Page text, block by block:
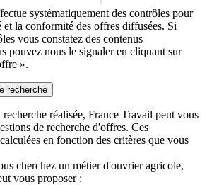
systématiquement des contrôles pour
la conformité des offres diffusées. Si
vous constatez des contenus
pouvez nous le signaler en cliquant sur
».
recherche
réalisée, France Travail peut vous
de recherche d'offres. Ces
en fonction des critères que vous
cherchez un métier d'ouvrier agricole,
vous proposer :